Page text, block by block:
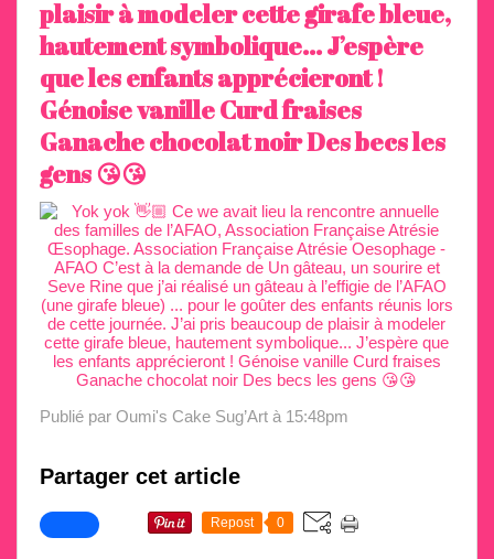
plaisir à modeler cette girafe bleue,
hautement symbolique... J’espère
que les enfants apprécieront !
Génoise vanille Curd fraises
Ganache chocolat noir Des becs les
gens 😘😘
Publié par Oumi's Cake Sug’Art à 15:48pm
Partager cet article
Repost 0